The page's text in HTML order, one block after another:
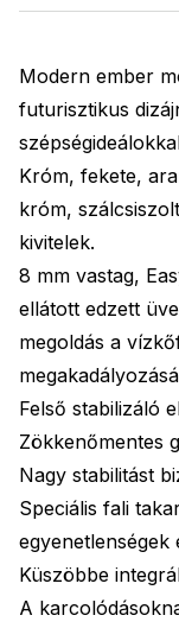
Modern ember
futurisztikus
Króm, fekete,
króm,
kivitelek.
8 mm vastag,
ellátott edzett
megoldás a
Felső stabilizáló
Zökkenőmentes
Nagy stabilitást
Speciális fali
egyenetlenségek
Küszöbbe
A